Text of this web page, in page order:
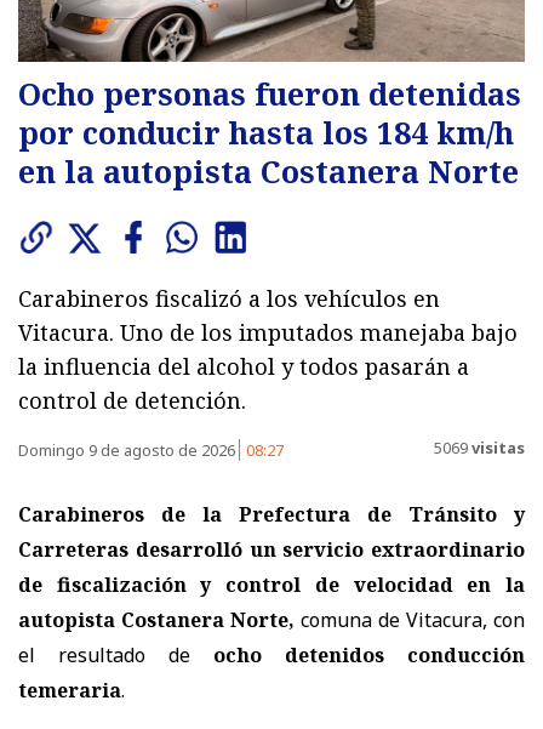
Ocho personas fueron detenidas
por conducir hasta los 184 km/h
en la autopista Costanera Norte
Carabineros fiscalizó a los vehículos en
Vitacura. Uno de los imputados manejaba bajo
la influencia del alcohol y todos pasarán a
control de detención.
Domingo 9 de agosto de 2026 08:27 5069visitas
Carabineros de la Prefectura de Tránsito y
Carreteras desarrolló un servicio extraordinario
de fiscalización y control de velocidad en la
autopista Costanera Norte, comuna de Vitacura, con
el resultado de ocho detenidos conducción
temeraria.